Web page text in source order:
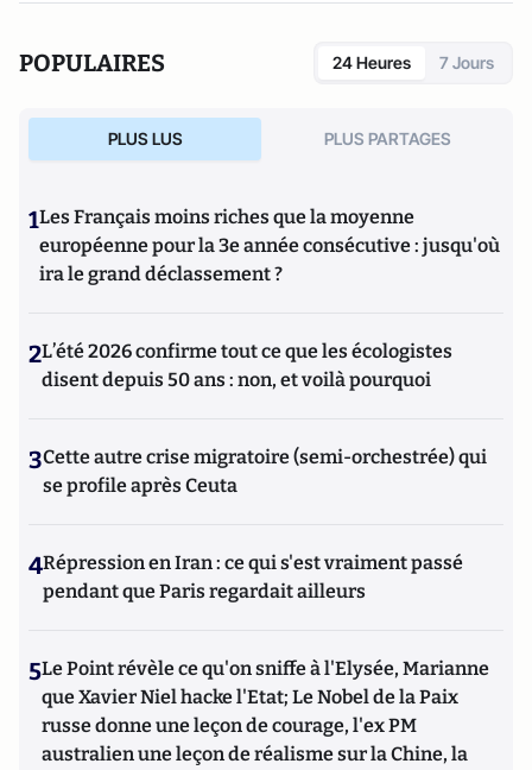
POPULAIRES 24 Heures 7 Jours
PLUS LUS PLUS PARTAGES
1Les Français moins riches que la moyenne
européenne pour la 3e année consécutive : jusqu'où
ira le grand déclassement ?
2L’été 2026 confirme tout ce que les écologistes
disent depuis 50 ans : non, et voilà pourquoi
3Cette autre crise migratoire (semi-orchestrée) qui
se profile après Ceuta
4Répression en Iran : ce qui s'est vraiment passé
pendant que Paris regardait ailleurs
5Le Point révèle ce qu'on sniffe à l'Elysée, Marianne
que Xavier Niel hacke l'Etat; Le Nobel de la Paix
russe donne une leçon de courage, l'ex PM
australien une leçon de réalisme sur la Chine, la